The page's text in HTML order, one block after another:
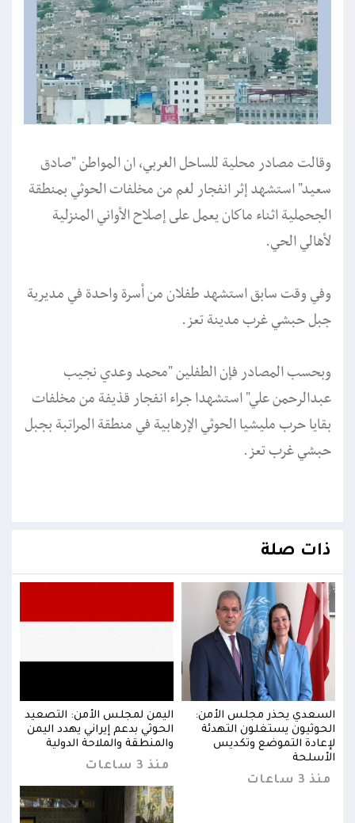
وقالت مصادر محلية للساحل الغربي، ان المواطن "صادق
سعيد" استشهد إثر انفجار لغم من مخلفات الحوثي بمنطقة
الجحملية اثناء ماكان يعمل على إصلاح الأواني المنزلية
لأهالي الحي.
وفي وقت سابق استشهد طفلان من أسرة واحدة في مديرية
جبل حبشي غرب مدينة تعز.
وبحسب المصادر فإن الطفلين "محمد وعدي نجيب
عبدالرحمن علي" استشهدا جراء انفجار قذيفة من مخلفات
بقايا حرب مليشيا الحوثي الإرهابية في منطقة المراتبة بجبل
حبشي غرب تعز.
ذات صلة
السعدي يحذر مجلس الأمن:
الحوثيون يستغلون التهدئة
لإعادة التموضع وتكديس
الأسلحة
منذ 3 ساعات
اليمن لمجلس الأمن: التصعيد
الحوثي بدعم إيراني يهدد اليمن
والمنطقة والملاحة الدولية
منذ 3 ساعات